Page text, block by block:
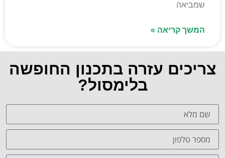
שמביאה
המשך קריאה »
צריכים עזרה בתכנון החופשה
בלימסול?